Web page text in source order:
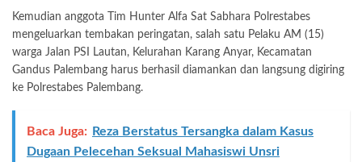
Kemudian anggota Tim Hunter Alfa Sat Sabhara Polrestabes
mengeluarkan tembakan peringatan, salah satu Pelaku AM (15)
warga Jalan PSI Lautan, Kelurahan Karang Anyar, Kecamatan
Gandus Palembang harus berhasil diamankan dan langsung digiring
ke Polrestabes Palembang.
Baca Juga: Reza Berstatus Tersangka dalam Kasus
Dugaan Pelecehan Seksual Mahasiswi Unsri